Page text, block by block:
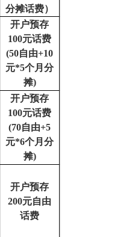
分摊话费）
开户预存
100元话费
(50自由+10
元*5个月分
摊)
开户预存
100元话费
(70自由+5
元*6个月分
摊)
开户预存
200元自由
话费